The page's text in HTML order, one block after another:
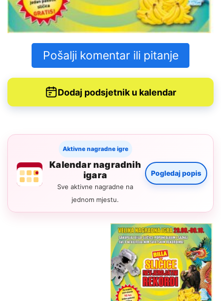
Pošalji komentar ili pitanje
Dodaj podsjetnik u kalendar
Aktivne nagradne igre
Kalendar nagradnih
igara
Sve aktivne nagradne na
jednom mjestu.
Pogledaj popis